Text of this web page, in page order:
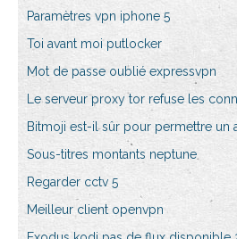
Paramètres vpn iphone 5
Toi avant moi putlocker
Mot de passe oublié expressvpn
Le serveur proxy tor refuse les
Bitmoji est-il sûr pour permettre un
Sous-titres montants neptune
Regarder cctv 5
Meilleur client openvpn